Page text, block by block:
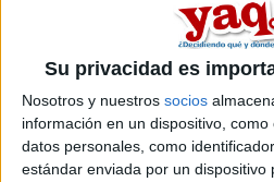
Su privacidad es
Nosotros y nuestros socios
información en un dispositivo,
datos personales, como
estándar enviada por un dispositivo
específica, puesto que he leído en
información de que la fase
mismo año que se ha aprobado la
año. Please, alguien q me
con ese tema
Inicio